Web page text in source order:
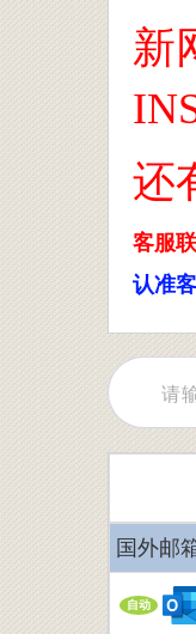
新
还
客服
认准
国外邮
自动